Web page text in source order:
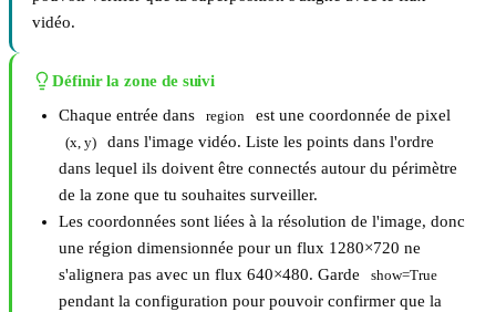
vidéo.
Définir la zone de suivi
Chaque entrée dans
region est une coordonnée de pixel
(x, y)
dans l'image vidéo. Liste les points dans l'ordre
dans lequel ils doivent être connectés autour du périmètre
de la zone que tu souhaites surveiller.
Les coordonnées sont liées à la résolution de l'image, donc
une région dimensionnée pour un flux 1280×720 ne
s'alignera pas avec un flux 640×480. Garde
show=True
pendant la configuration pour pouvoir confirmer que la